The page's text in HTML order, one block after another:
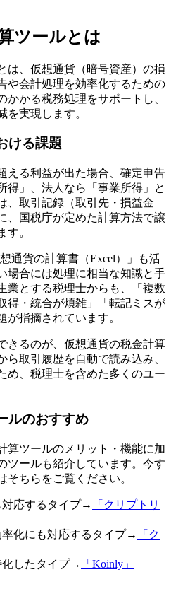
ツールとは
は、仮想通貨（暗号資産）の損
や会計処理を効率化するための
かる税務処理をサポートし、
を実現します。
ける課題
える利益が出た場合、確定申告
得」、法人なら「事業所得」と
、取引記録（取引先・損益金
、国税庁が定めた計算方法で譲
す。
通貨の計算書（Excel）」も活
場合には処理に相当な知識と手
業とする税理士からも、「複数
得・統合が煩雑」「転記ミスが
が指摘されています。
きるのが、仮想通貨の税金計算
取引履歴を自動で読み込み、
め、税理士を含めた多くのユー
ルのおすすめ
算ツールのメリット・機能に加
ツールも紹介しています。今す
そちらをご覧ください。
対応するタイプ→
「クリプトリ
率化にも対応するタイプ→
「ク
化したタイプ→
「Koinly」